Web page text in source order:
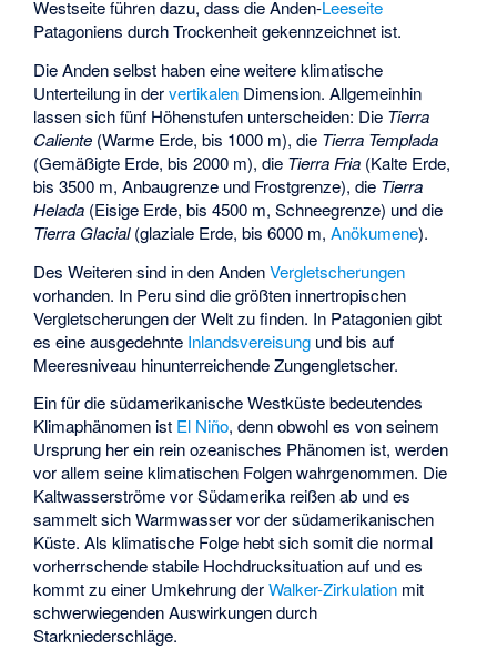
Westseite führen dazu, dass die Anden-Leeseite
Patagoniens durch Trockenheit gekennzeichnet ist.
Die Anden selbst haben eine weitere klimatische
Unterteilung in dervertikalen Dimension. Allgemeinhin
lassen sich fünf Höhenstufen unterscheiden: Die Tierra
Caliente (Warme Erde, bis 1000 m), die Tierra Templada
(Gemäßigte Erde, bis 2000 m), die Tierra Fria (Kalte Erde,
bis 3500 m,Anbaugrenze und Frostgrenze), die Tierra
Helada (Eisige Erde, bis 4500 m, Schneegrenze) und die
Tierra Glacial(glaziale Erde, bis 6000 m,Anökumene).
Des Weiteren sind in den AndenVergletscherungen
vorhanden. In Peru sind die größten innertropischen
Vergletscherungen der Welt zu finden. In Patagonien gibt
es eine ausgedehnte Inlandsvereisung und bis auf
Meeresniveau hinunterreichende Zungengletscher.
Ein für die südamerikanische Westküste bedeutendes
Klimaphänomen ist El Niño, denn obwohl es von seinem
Ursprung her ein rein ozeanisches Phänomen ist, werden
vor allem seine klimatischen Folgen wahrgenommen. Die
Kaltwasserströme vor Südamerika reißen ab und es
sammelt sich Warmwasser vor der südamerikanischen
Küste. Als klimatische Folge hebt sich somit die normal
vorherrschende stabile Hochdrucksituation auf und es
kommt zu einer Umkehrung derWalker-Zirkulation mit
schwerwiegenden Auswirkungen durch
Starkniederschläge.